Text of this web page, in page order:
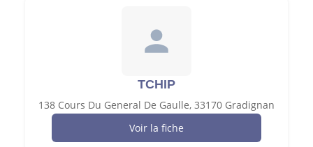
TCHIP
138 Cours Du General De Gaulle, 33170 Gradignan
Voir la fiche